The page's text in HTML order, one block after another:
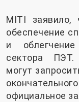
MITI
обеспечение
и
сектора ПЭТ.
могут
официальное